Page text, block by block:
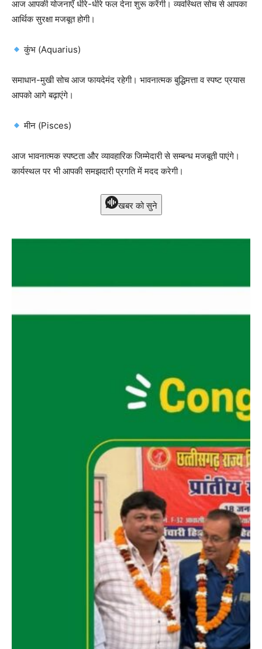
आज आपकी योजनाएँ धीरे-धीरे फल देना शुरू करेंगी। व्यवस्थित सोच से आपका
आर्थिक सुरक्षा मजबूत होगी।
कुंभ (Aquarius)
समाधान-मुखी सोच आज फायदेमंद रहेगी। भावनात्मक बुद्धिमत्ता व स्पष्ट प्रयास
आपको आगे बढ़ाएंगे।
मीन (Pisces)
आज भावनात्मक स्पष्टता और व्यावहारिक जिम्मेदारी से सम्बन्ध मजबूती पाएंगे।
कार्यस्थल पर भी आपकी समझदारी प्रगति में मदद करेगी।
खबर को सुने